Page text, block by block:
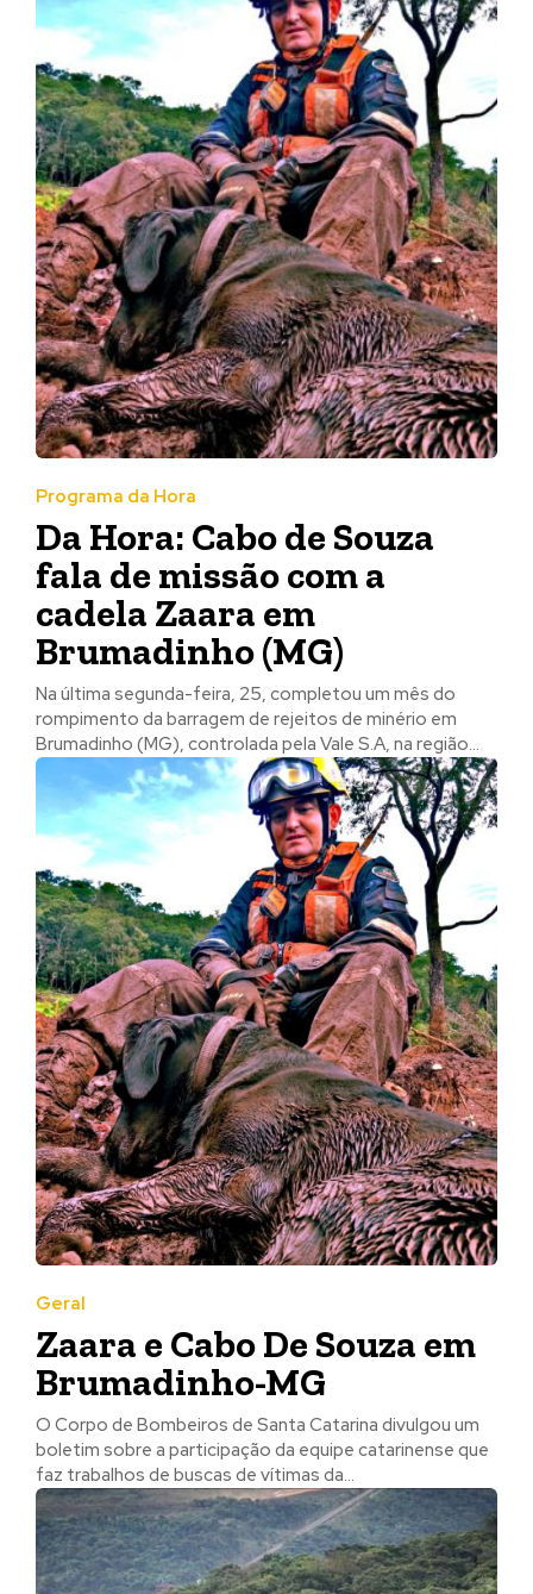
Programa da Hora
Da Hora: Cabo de Souza
fala de missão com a
cadela Zaara em
Brumadinho (MG)
Na última segunda-feira, 25, completou um mês do
rompimento da barragem de rejeitos de minério em
Brumadinho (MG), controlada pela Vale S.A, na região...
Geral
Zaara e Cabo De Souza em
Brumadinho-MG
O Corpo de Bombeiros de Santa Catarina divulgou um
boletim sobre a participação da equipe catarinense que
faz trabalhos de buscas de vítimas da...